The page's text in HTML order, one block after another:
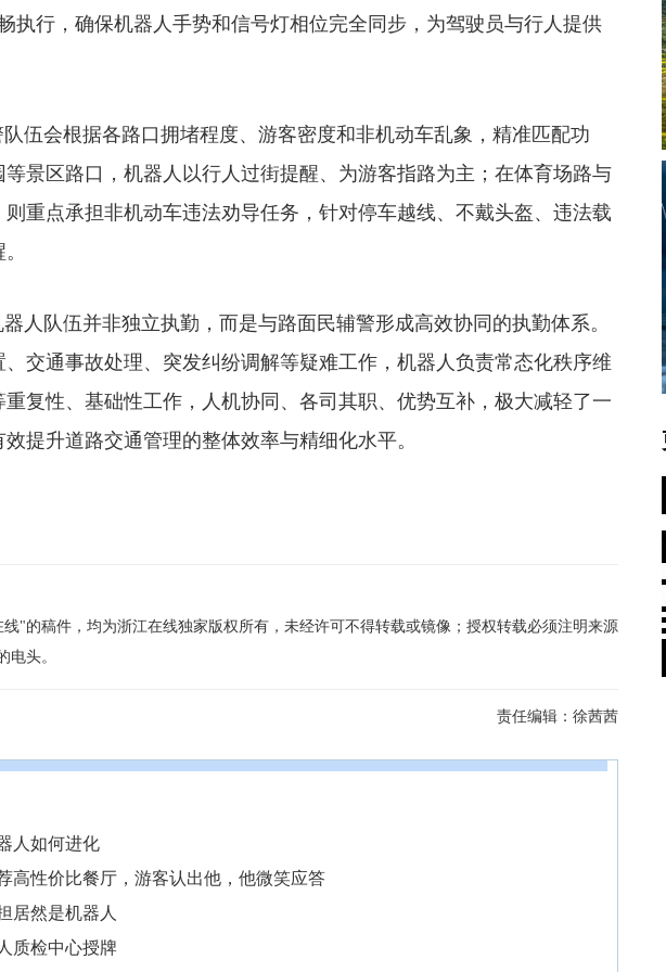
执行，确保机器人手势和信号灯相位完全同步，为驾驶员与行人提供
会根据各路口拥堵程度、游客密度和非机动车乱象，精准匹配功
景区路口，机器人以行人过街提醒、为游客指路为主；在体育场路与
重点承担非机动车违法劝导任务，针对停车越线、不戴头盔、违法载
队伍并非独立执勤，而是与路面民辅警形成高效协同的执勤体系。
交通事故处理、突发纠纷调解等疑难工作，机器人负责常态化秩序维
复性、基础性工作，人机协同、各司其职、优势互补，极大减轻了一
提升道路交通管理的整体效率与精细化水平。
"的稿件，均为浙江在线独家版权所有，未经许可不得转载或镜像；授权转载必须注明来源
电头。
责任编辑： 徐茜茜
人如何进化
高性价比餐厅，游客认出他，他微笑应答
居然是机器人
质检中心授牌